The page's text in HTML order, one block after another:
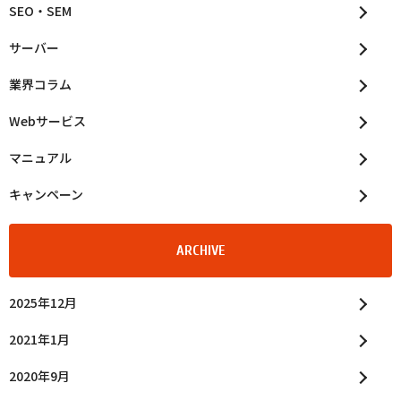
SEO・SEM
サーバー
業界コラム
Webサービス
マニュアル
キャンペーン
ARCHIVE
2025年12月
2021年1月
2020年9月